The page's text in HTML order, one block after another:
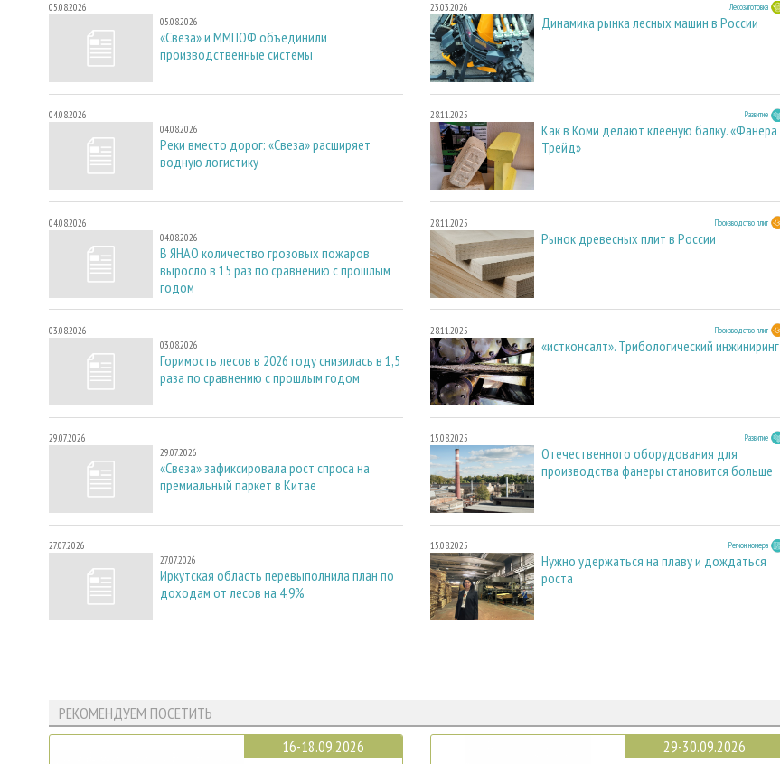
05.08.2026
05.08.2026
«Свеза» и ММПОФ объединили
производственные системы
04.08.2026
04.08.2026
Реки вместо дорог: «Свеза» расширяет
водную логистику
04.08.2026
04.08.2026
В ЯНАО количество грозовых пожаров
выросло в 15 раз по сравнению с прошлым
годом
03.08.2026
03.08.2026
Горимость лесов в 2026 году снизилась в 1,5
раза по сравнению с прошлым годом
29.07.2026
29.07.2026
«Свеза» зафиксировала рост спроса на
премиальный паркет в Китае
27.07.2026
27.07.2026
Иркутская область перевыполнила план по
доходам от лесов на 4,9%
23.03.2026 Лесозаготовка
Динамика рынка лесных машин в России
28.11.2025 Развитие
Как в Коми делают клееную балку. «Фанера
Трейд»
28.11.2025 Производство плит
Рынок древесных плит в России
28.11.2025 Производство плит
«истконсалт». Трибологический инжиниринг
15.08.2025 Развитие
Отечественного оборудования для
производства фанеры становится больше
15.08.2025 Регион номера
Нужно удержаться на плаву и дождаться
роста
РЕКОМЕНДУЕМ ПОСЕТИТЬ
16-18.09.2026
29-30.09.2026